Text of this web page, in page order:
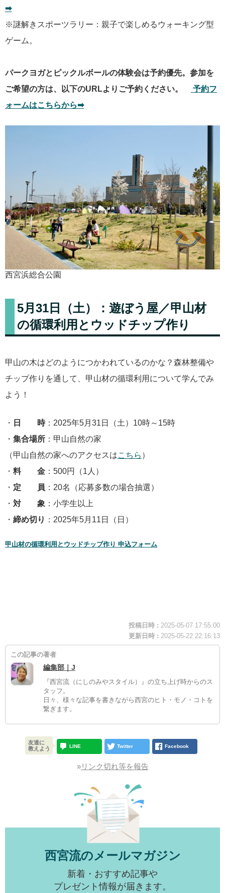
➡︎
※謎解きスポーツラリー：親子で楽しめるウォーキング型
ゲーム。
パークヨガとピックルボールの体験会は予約優先。参加を
ご希望の方は、以下のURLよりご予約ください。
予約フ
ォームはこちらから➡︎
西宮浜総合公園
5月31日（土）：遊ぼう屋／甲山材
の循環利用とウッドチップ作り
甲山の木はどのようにつかわれているのかな？森林整備や
チップ作りを通して、甲山材の循環利用について学んでみ
よう！
・ 日 時：2025年5月31日（土）10時～15時
・ 集合場所 ：甲山自然の家
（甲山自然の家へのアクセスはこちら ）
・ 料 金 ：500円（1人）
・ 定 員 ：20名（応募多数の場合抽選）
・ 対 象 ：小学生以上
・ 締め切り ：2025年5月11日（日）
甲山材の循環利用とウッドチップ作り 申込フォーム
投稿日時 : 2025-05-07 17:55:00
更新日時 : 2025-05-22 22:16:13
この記事の著者
編集部｜J
『西宮流（にしのみやスタイル）』の立ち上げ時からのス
タッフ。
日々、様々な記事を書きながら西宮のヒト・モノ・コトを
繋ぎます。
友達に
教えよう
LINE Twitter Facebook
»リンク切れ等を報告
西宮流のメールマガジン
新着・おすすめ記事や
プレゼント情報が届きます。